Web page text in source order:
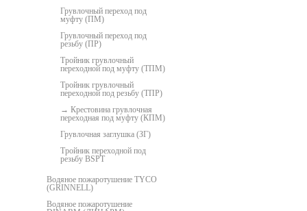
Грувлочный переход под
муфту (ПМ)
Грувлочный переход под
резьбу (ПР)
Тройник грувлочный
переходной под муфту (ТПМ)
Тройник грувлочный
переходной под резьбу (ТПР)
Крестовина грувлочная
переходная под муфту (КПМ)
Грувлочная заглушка (ЗГ)
Тройник переходной под
резьбу BSPT
Водяное пожаротушение TYCO
(GRINNELL)
Водяное пожаротушение